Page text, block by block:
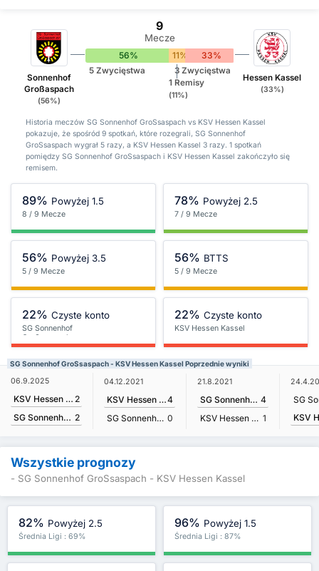
Sonnenhof
Großaspach
(56%)
9
Mecze
56% 11% 33%
5 Zwycięstwa
1 Remisy
(11%)
3 Zwycięstwa
Hessen Kassel
(33%)
Historia meczów SG Sonnenhof GroSsaspach vs KSV Hessen Kassel
pokazuje, że spośród 9 spotkań, które rozegrali, SG Sonnenhof
GroSsaspach wygrał 5 razy, a KSV Hessen Kassel 3 razy. 1 spotkań
pomiędzy SG Sonnenhof GroSsaspach i KSV Hessen Kassel zakończyło się
remisem.
89% Powyżej 1.5
8 / 9 Mecze
78% Powyżej 2.5
7 / 9 Mecze
56% Powyżej 3.5
5 / 9 Mecze
56% BTTS
5 / 9 Mecze
22% Czyste konto
SG Sonnenhof
GroSsaspach
22% Czyste konto
KSV Hessen Kassel
SG Sonnenhof GroSsaspach - KSV Hessen Kassel Poprzednie wyniki
06.9.2025
KSV Hessen Kassel 2
SG Sonnenhof GroSsaspach 2
04.12.2021
KSV Hessen Kassel4
SG Sonnenhof GroSsaspach 0
21.8.2021
SG Sonnenhof GroSsaspach 4
KSV Hessen Kassel 1
Wszystkie prognozy
- SG Sonnenhof GroSsaspach - KSV Hessen Kassel
82% Powyżej 2.5
Średnia Ligi : 69%
96% Powyżej 1.5
Średnia Ligi : 87%